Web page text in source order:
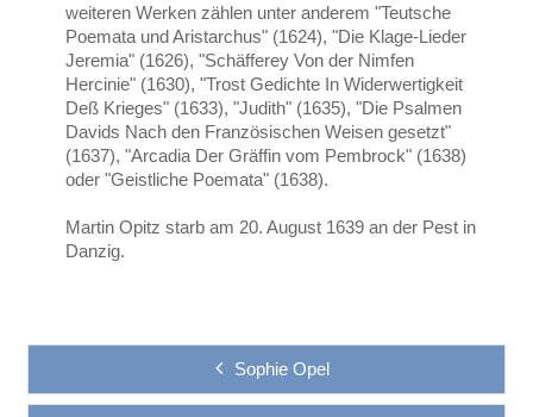
weiteren Werken zählen unter anderem "Teutsche
Poemata und Aristarchus" (1624), "Die Klage-Lieder
Jeremia" (1626), "Schäfferey Von der Nimfen
Hercinie" (1630), "Trost Gedichte In Widerwertigkeit
Deß Krieges" (1633), "Judith" (1635), "Die Psalmen
Davids Nach den Französischen Weisen gesetzt"
(1637), "Arcadia Der Gräffin vom Pembrock" (1638)
oder "Geistliche Poemata" (1638).
Martin Opitz starb am 20. August 1639 an der Pest in
Danzig.
Sophie Opel